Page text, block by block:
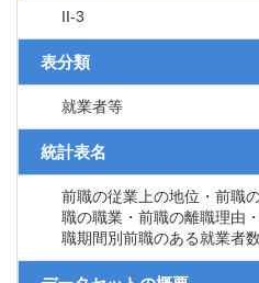
II-3
表分類
就業者等
統計表名
前職の従業上の地位・前職
職の職業・前職の離職理由
職期間別前職のある就業者